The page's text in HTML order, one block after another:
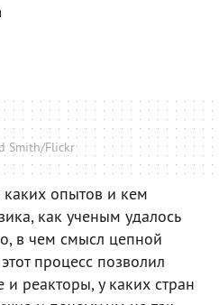
Smith/Flickr
каких опытов и кем
как ученым удалось
в чем смысл цепной
процесс позволил
реакторы, у каких стран